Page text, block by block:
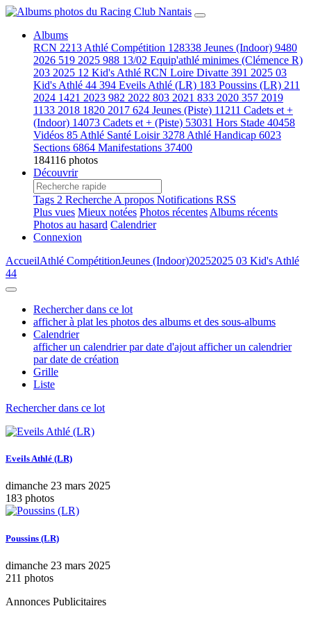
Albums
RCN 2213 Athlé Compétition 128338 Jeunes (Indoor) 9480
2026 519 2025 988 13/02 Equip'athlé minimes (Clémence R)
203 2025 12 Kid's Athlé RCN Loire Divatte 391 2025 03
Kid's Athlé 44 394 Eveils Athlé (LR) 183 Poussins (LR) 211
2024 1421 2023 982 2022 803 2021 833 2020 357 2019
1133 2018 1820 2017 624 Jeunes (Piste) 11211 Cadets et +
(Indoor) 14073 Cadets et + (Piste) 53031 Hors Stade 40458
Vidéos 85 Athlé Santé Loisir3278 Athlé Handicap 6023
Sections 6864 Manifestations 37400
184116 photos
Découvrir
Tags 2 Recherche A propos Notifications RSS
Plus vues Mieux notées Photos récentes Albums récents
Photos au hasard Calendrier
Connexion
AccueilAthlé CompétitionJeunes (Indoor)20252025 03 Kid's Athlé
44
Rechercher dans ce lot
afficher à plat les photos des albums et des sous-albums
Calendrier
afficher un calendrier par date d'ajout afficher un calendrier
par date de création
Grille
Liste
Rechercher dans ce lot
Eveils Athlé (LR)
dimanche 23 mars 2025
183 photos
Poussins (LR)
dimanche 23 mars 2025
211 photos
Annonces Publicitaires